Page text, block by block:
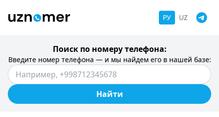
РУ UZ
Поиск по номеру телефона:
Введите номер телефона — и мы найдем его в нашей базе:
Найти